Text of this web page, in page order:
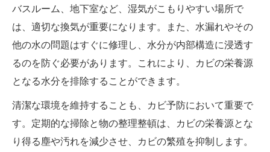
バスルーム、地下室など、湿気がこもりやすい場所で
は、適切な換気が重要になります。また、水漏れやその
他の水の問題はすぐに修理し、水分が内部構造に浸透す
るのを防ぐ必要があります。これにより、カビの栄養源
となる水分を排除することができます。
清潔な環境を維持することも、カビ予防において重要で
す。定期的な掃除と物の整理整頓は、カビの栄養源とな
り得る塵や汚れを減少させ、カビの繁殖を抑制します。